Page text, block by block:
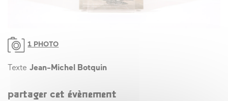
1 PHOTO
Texte Jean-Michel Botquin
partager cet évènement